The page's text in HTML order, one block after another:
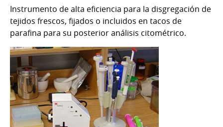
Instrumento de alta eficiencia para la disgregación de
tejidos frescos, fijados o incluidos en tacos de
parafina para su posterior análisis citométrico.